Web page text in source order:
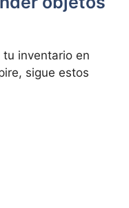
⁤inventario⁢ en
sigue estos